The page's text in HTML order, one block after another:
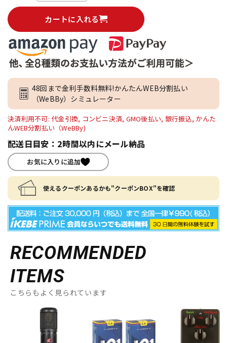
カートに入れる
48回まで金利手数料無料!かんたんWEB分割払い
（WeBBy）シミュレーター
決済利用不可: 代金引換, コンビニ決済, GMO後払い, 銀行振込, かんた
んWEB分割払い（WeBBy)
配送日目安：2時間以内にメール納品
お気に入りに追加
使えるクーポンあるかも"クーポンBOX"を確認
RECOMMENDED
ITEMS
こちらもよく見られています